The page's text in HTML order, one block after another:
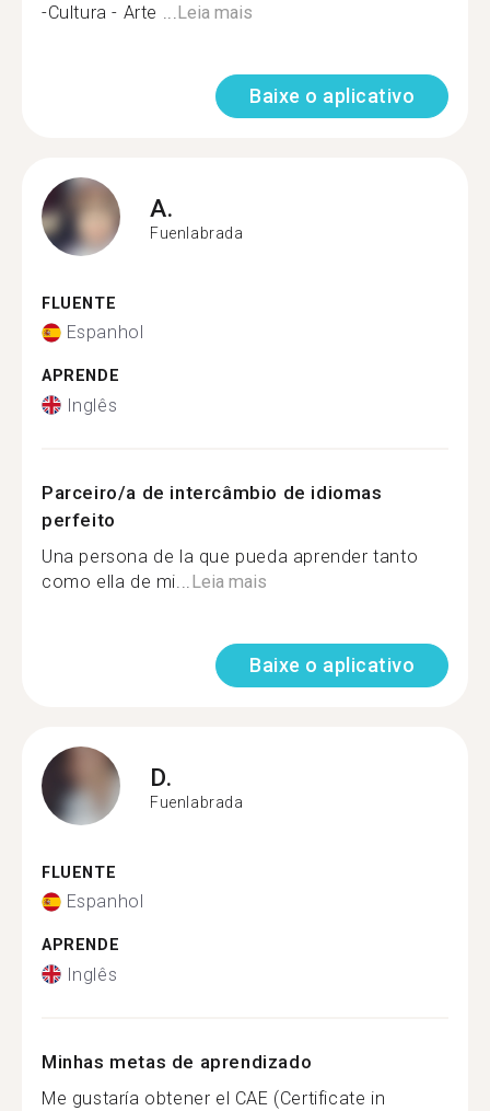
-Cultura - Arte ... Leia mais
Baixe o aplicativo
A.
Fuenlabrada
FLUENTE
Espanhol
APRENDE
Inglês
Parceiro/a de intercâmbio de idiomas
perfeito
Una persona de la que pueda aprender tanto
como ella de mi... Leia mais
Baixe o aplicativo
D.
Fuenlabrada
FLUENTE
Espanhol
APRENDE
Inglês
Minhas metas de aprendizado
Me gustaría obtener el CAE (Certificate in